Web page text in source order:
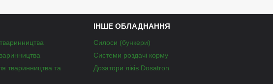
тваринництва та
ІНШЕ ОБЛАДНАННЯ
Силоси (бункери)
Системи роздачі корму
Дозатори ліків Dosatron